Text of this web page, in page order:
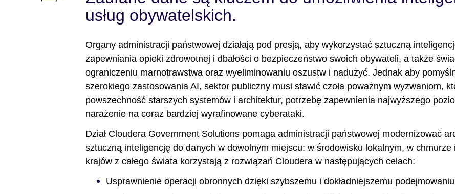
usług obywatelskich.
Organy administracji państwowej działają pod presją, aby wykorzystać sztuczną
zapewniania opieki zdrowotnej i dbałości o bezpieczeństwo swoich obywateli, a także
ograniczeniu marnotrawstwa oraz wyeliminowaniu oszustw i nadużyć. Jednak aby
szerokiego zastosowania AI, sektor publiczny musi stawić czoła poważnym wyzwaniom,
powszechność starszych systemów i architektur, potrzebę zapewnienia najwyższego
narażenie na coraz bardziej wyrafinowane cyberataki.
Dział Cloudera Government Solutions pomaga administracji państwowej modernizować
sztuczną inteligencję do danych w dowolnym miejscu: w środowisku lokalnym, w
krajów z całego świata korzystają z rozwiązań Cloudera w następujących celach:
Usprawnienie operacji obronnych dzięki szybszemu i dokładniejszemu